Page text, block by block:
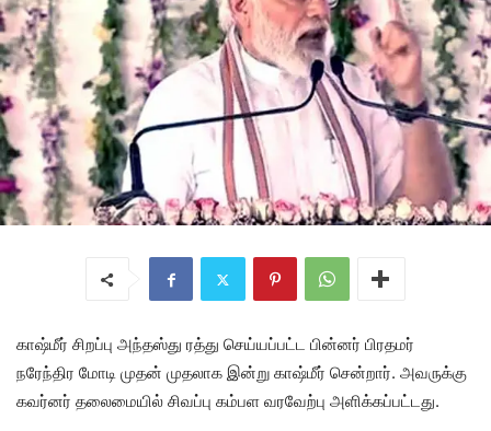
காஷ்மீர் சிறப்பு அந்தஸ்து ரத்து செய்யப்பட்ட பின்னர் பிரதமர்
நரேந்திர மோடி முதன் முதலாக இன்று காஷ்மீர் சென்றார். அவருக்கு
கவர்னர் தலைமையில் சிவப்பு கம்பள வரவேற்பு அளிக்கப்பட்டது.